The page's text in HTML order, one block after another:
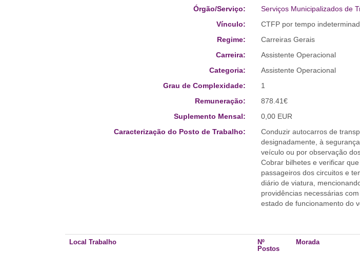
Órgão/Serviço:
Serviços Municipalizados de
Vínculo:
CTFP por tempo
Regime:
Carreiras Gerais
Carreira:
Assistente Operacional
Categoria:
Assistente Operacional
Grau de Complexidade:
1
Remuneração:
878.41€
Suplemento Mensal:
0,00 EUR
Caracterização do Posto de Trabalho:
Conduzir autocarros de
designadamente, à
veículo ou por observação
Cobrar bilhetes e verificar
passageiros dos circuitos e
diário de viatura,
providências necessárias
estado de funcionamento do
Local Trabalho
Nº
Postos
Morada